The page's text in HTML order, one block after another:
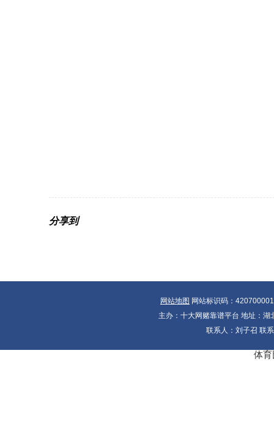
分享到
网站地图 网站标识码：
主办：十大网赌靠谱平台 地址：
联系人：刘子召 联
体